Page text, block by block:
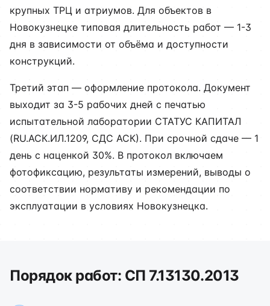
крупных ТРЦ и атриумов. Для объектов в
Новокузнецке типовая длительность работ — 1-3
дня в зависимости от объёма и доступности
конструкций.
Третий этап — оформление протокола. Документ
выходит за 3-5 рабочих дней с печатью
испытательной лаборатории СТАТУС КАПИТАЛ
(RU.АСК.ИЛ.1209, СДС АСК). При срочной сдаче — 1
день с наценкой 30%. В протокол включаем
фотофиксацию, результаты измерений, выводы о
соответствии нормативу и рекомендации по
эксплуатации в условиях Новокузнецка.
Порядок работ: СП 7.13130.2013